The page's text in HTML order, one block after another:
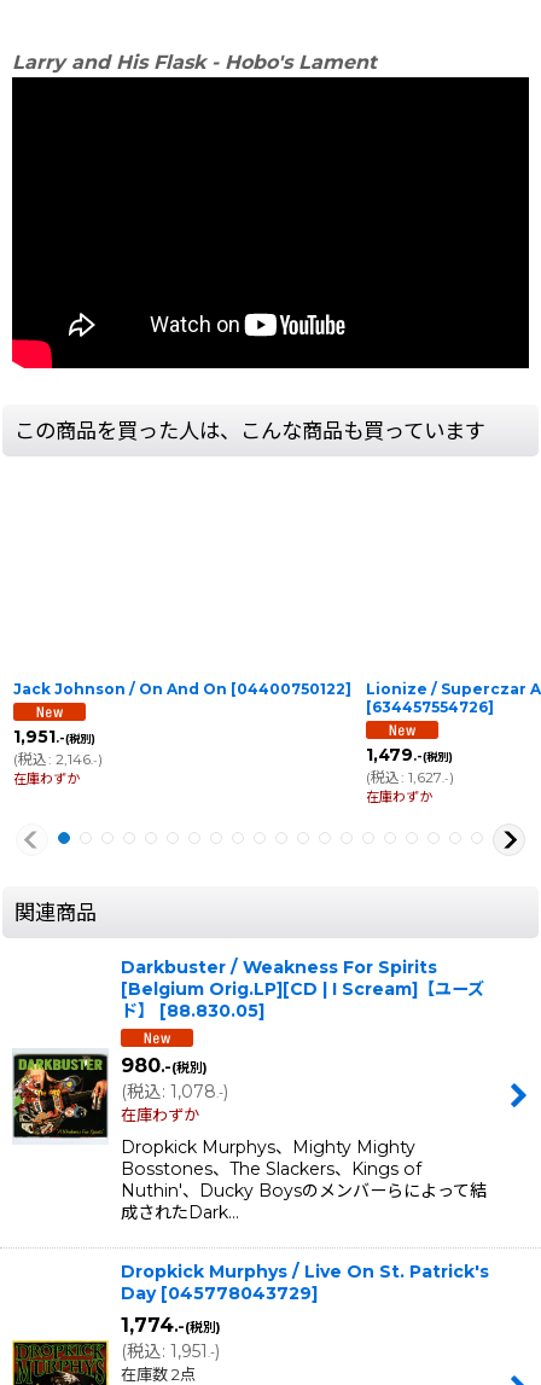
Larry and His Flask - Hobo's Lament
この商品を買った人は、こんな商品も買っています
Jack Johnson / On And On [04400750122]
1,951.-(税別)
(税込: 2,146.-)
在庫わずか
Lionize / Superczar
[634457554726]
1,479.-(税別)
(税込: 1,627 .-)
在庫わずか
関連商品
Darkbuster / Weakness For Spirits
[Belgium Orig.LP][CD | I Scream]【ユーズ
ド】
[88.830.05]
980.-(税別)
(税込: 1,078.-)
在庫わずか
Dropkick Murphys、Mighty Mighty
Bosstones、The Slackers、Kings of
Nuthin'、Ducky Boysのメンバーらによって結
成されたDark…
Dropkick Murphys / Live On St. Patrick's
Day [045778043729]
1,774.-(税別)
(税込: 1,951.-)
在庫数 2点